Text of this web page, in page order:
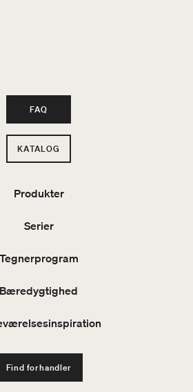
FAQ
KATALOG
Produkter
Serier
Tegnerprogram
Bæredygtighed
Find forhandler